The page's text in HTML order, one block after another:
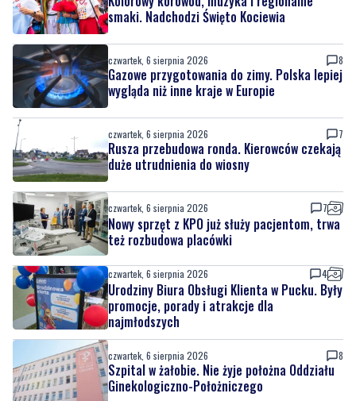
czwartek, 6 sierpnia 2026 1
Kolorowy korowód, muzyka i regionalne
smaki. Nadchodzi Święto Kociewia
czwartek, 6 sierpnia 2026 8
Gazowe przygotowania do zimy. Polska lepiej
wygląda niż inne kraje w Europie
czwartek, 6 sierpnia 2026 7
Rusza przebudowa ronda. Kierowców czekają
duże utrudnienia do wiosny
czwartek, 6 sierpnia 2026 7
Nowy sprzęt z KPO już służy pacjentom, trwa
też rozbudowa placówki
czwartek, 6 sierpnia 2026
Urodziny Biura Obsługi Klienta w Pucku. Były
promocje, porady i atrakcje dla
najmłodszych